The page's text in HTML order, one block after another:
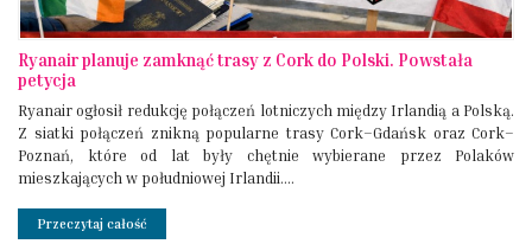
Ryanair planuje zamknąć trasy z Cork do Polski. Powstała
petycja
Ryanair ogłosił redukcję połączeń lotniczych między Irlandią a Polską.
Z siatki połączeń znikną popularne trasy Cork–Gdańsk oraz Cork–
Poznań, które od lat były chętnie wybierane przez Polaków
mieszkających w południowej Irlandii....
Przeczytaj całość